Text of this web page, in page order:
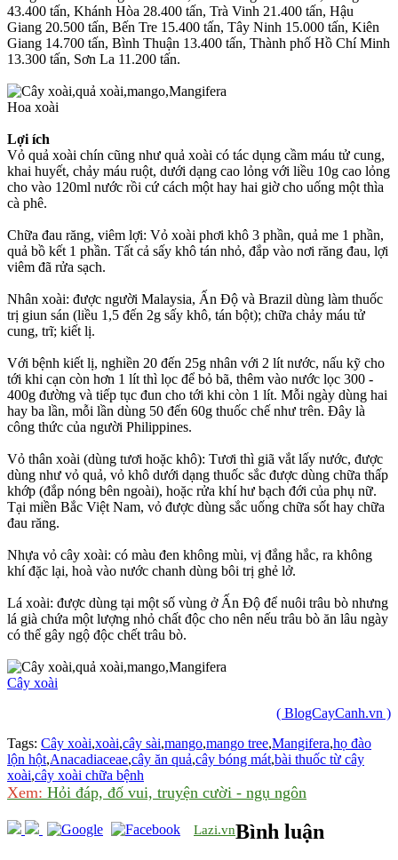
43.400 tấn, Khánh Hòa 28.400 tấn, Trà Vinh 21.400 tấn, Hậu
Giang 20.500 tấn, Bến Tre 15.400 tấn, Tây Ninh 15.000 tấn, Kiên
Giang 14.700 tấn, Bình Thuận 13.400 tấn, Thành phố Hồ Chí Minh
13.300 tấn, Sơn La 11.200 tấn.
Hoa xoài
Lợi ích
Vỏ quả xoài chín cũng như quả xoài có tác dụng cầm máu tử cung,
khai huyết, chảy máu ruột, dưới dạng cao lỏng với liều 10g cao lỏng
cho vào 120ml nước rồi cứ cách một hay hai giờ cho uống một thìa
cà phê.
Chữa đau răng, viêm lợi: Vỏ xoài phơi khô 3 phần, quả me 1 phần,
quả bồ kết 1 phần. Tất cả sấy khô tán nhỏ, đắp vào nơi răng đau, lợi
viêm đã rửa sạch.
Nhân xoài: được người Malaysia, Ấn Độ và Brazil dùng làm thuốc
trị giun sán (liều 1,5 đến 2g sấy khô, tán bột); chữa chảy máu tử
cung, trĩ; kiết lị.
Với bệnh kiết lị, nghiền 20 đến 25g nhân với 2 lít nước, nấu kỹ cho
tới khi cạn còn hơn 1 lít thì lọc để bỏ bã, thêm vào nước lọc 300 -
400g đường và tiếp tục đun cho tới khi còn 1 lít. Mỗi ngày dùng hai
hay ba lần, mỗi lần dùng 50 đến 60g thuốc chế như trên. Đây là
công thức của người Philippines.
Vỏ thân xoài (dùng tươi hoặc khô): Tươi thì giã vắt lấy nước, được
dùng như vỏ quả, vỏ khô dưới dạng thuốc sắc được dùng chữa thấp
khớp (đắp nóng bên ngoài), hoặc rửa khí hư bạch đới của phụ nữ.
Tại miền Bắc Việt Nam, vỏ được dùng sắc uống chữa sốt hay chữa
đau răng.
Nhựa vỏ cây xoài: có màu đen không mùi, vị đắng hắc, ra không
khí đặc lại, hoà vào nước chanh dùng bôi trị ghẻ lở.
Lá xoài: được dùng tại một số vùng ở Ấn Độ để nuôi trâu bò nhưng
lá già chứa một lượng nhỏ chất độc cho nên nếu trâu bò ăn lâu ngày
có thể gây ngộ độc chết trâu bò.
Cây xoài
( BlogCayCanh.vn )
Tags: Cây xoài,xoài,cây sài,mango,mango tree,Mangifera,họ đào
lộn hột,Anacadiaceae,cây ăn quả,cây bóng mát,bài thuốc từ cây
xoài,cây xoài chữa bệnh
Xem: Hỏi đáp, đố vui, truyện cười - ngụ ngôn
Lazi.vnBình luận